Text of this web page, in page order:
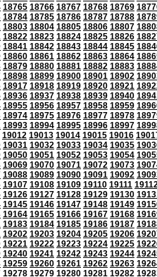
18765 18766 18767 18768 18769
18784 18785 18786 18787 18788
18803 18804 18805 18806 18807
18822 18823 18824 18825 18826
18841 18842 18843 18844 18845
18860 18861 18862 18863 18864
18879 18880 18881 18882 18883
18898 18899 18900 18901 18902
18917 18918 18919 18920 18921
18936 18937 18938 18939 18940
18955 18956 18957 18958 18959
18974 18975 18976 18977 18978
18993 18994 18995 18996 18997
19012 19013 19014 19015 19016
19031 19032 19033 19034 19035
19050 19051 19052 19053 19054
19069 19070 19071 19072 19073
19088 19089 19090 19091 19092
19107 19108 19109 19110 19111
19126 19127 19128 19129 19130
19145 19146 19147 19148 19149
19164 19165 19166 19167 19168
19183 19184 19185 19186 19187
19202 19203 19204 19205 19206
19221 19222 19223 19224 19225
19240 19241 19242 19243 19244
19259 19260 19261 19262 19263
19278 19279 19280 19281 19282